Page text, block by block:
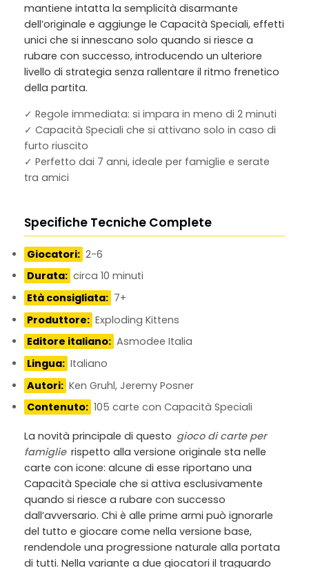
mantiene intatta la semplicità disarmante
dell’originale e aggiunge le Capacità Speciali, effetti
unici che si innescano solo quando si riesce a
rubare con successo, introducendo un ulteriore
livello di strategia senza rallentare il ritmo frenetico
della partita.
✓ Regole immediata: si impara in meno di 2 minuti
✓ Capacità Speciali che si attivano solo in caso di
furto riuscito
✓ Perfetto dai 7 anni, ideale per famiglie e serate
tra amici
Specifiche Tecniche Complete
Giocatori: 2-6
Durata: circa 10 minuti
Età consigliata: 7+
Produttore: Exploding Kittens
Editore italiano: Asmodee Italia
Lingua: Italiano
Autori: Ken Gruhl, Jeremy Posner
Contenuto: 105 carte con Capacità Speciali
La novità principale di questo gioco di carte per
famiglie rispetto alla versione originale sta nelle
carte con icone: alcune di esse riportano una
Capacità Speciale che si attiva esclusivamente
quando si riesce a rubare con successo
dall’avversario. Chi è alle prime armi può ignorarle
del tutto e giocare come nella versione base,
rendendole una progressione naturale alla portata
di tutti. Nella variante a due giocatori il traguardo